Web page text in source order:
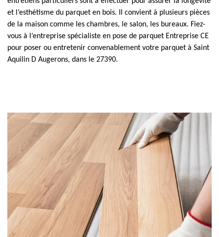
et l’esthétisme du parquet en bois. Il convient à plusieurs pièces
de la maison comme les chambres, le salon, les bureaux. Fiez-
vous à l’entreprise spécialiste en pose de parquet Entreprise CE
pour poser ou entretenir convenablement votre parquet à Saint
Aquilin D Augerons, dans le 27390.